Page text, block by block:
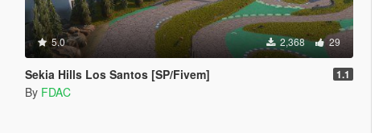
5.0 2,368 29
Sekia Hills Los Santos [SP/Fivem] 1.1
By FDAC